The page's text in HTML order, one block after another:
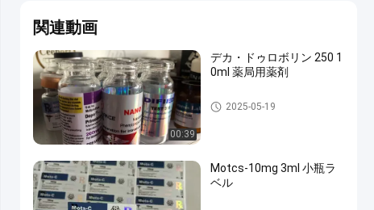
関連動画
00:39
デカ・ドゥロボリン 250 1
0ml 薬局用薬剤
10mL ガラスびんのラベル
2025-05-19
Motcs-10mg 3ml 小瓶ラ
ベル